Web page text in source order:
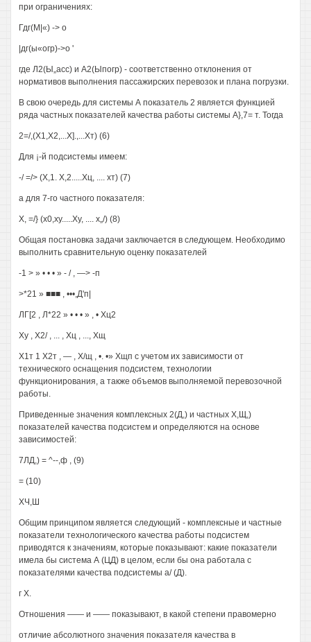
при ограничениях:
Гдг(М|«) -> о
|дг(ы«огр)->о '
где Л2(Ы„асс) и А2(Ыпогр) - соответственно отклонения от
нормативов выполнения пассажирских перевозок и плана погрузки.
В свою очередь для системы А показатель 2 является функцией
ряда частных показателей качества работы системы А},7= т. Тогда
2=/,(Х1,Х2,...Х].,...Хт) (6)
Для ¡-й подсистемы имеем:
-/ =/> (Х,1. Х,2.....Хц, .... хт) (7)
а для 7-го частного показателя:
X, =/} (х0,ху.....Ху, .... х„/) (8)
Общая постановка задачи заключается в следующем. Необходимо
выполнить сравнительную оценку показателей
-1 > » • • • » - / , —> -п
>*21 » ■■■ , •••,Д'п|
ЛГ[2 , Л*22 » • • • » , • Хц2
Ху , Х2/ , ... , Хц , ..., Хщ
Х1т 1 Х2т , — , Х/щ , •. •» Хщп с учетом их зависимости от
технического оснащения подсистем, технологии
функционирования, а также объемов выполняемой перевозочной
работы.
Приведенные значения комплексных 2(Д,) и частных Х,Щ,)
показателей качества подсистем и определяются на основе
зависимостей:
7ЛД,) = ^--,ф , (9)
= (10)
ХЧ,Ш
Общим принципом является следующий - комплексные и частные
показатели технологического качества работы подсистем
приводятся к значениям, которые показывают: какие показатели
имела бы система А (ЦД) в целом, если бы она работала с
показателями качества подсистемы а/ (Д).
г X.
Отношения —— и —— показывают, в какой степени правомерно
отличие абсолютного значения показателя качества в